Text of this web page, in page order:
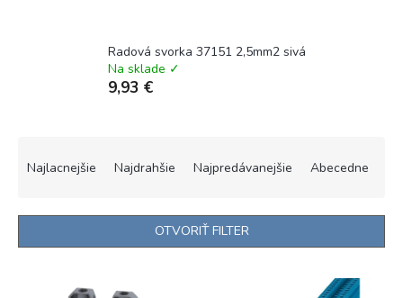
Radová svorka 37151 2,5mm2 sivá
Na sklade ✓
9,93 €
i
Najlacnejšie Najdrahšie Najpredávanejšie Abecedne
OTVORIŤ FILTER